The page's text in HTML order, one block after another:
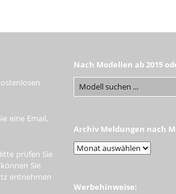
eine Email,
prüfen Sie
Sie
entnehmen
Nach Modellen ab 2015
Archiv Meldungen nach
Werbehinweise: